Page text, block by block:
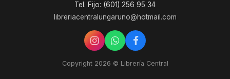
Tel. Fijo: (601) 256 95 34
libreriacentralungaruno@hotmail.com
Copyright 2026 © Librería Central